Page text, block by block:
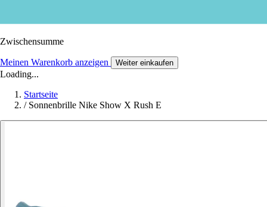
Zwischensumme
Meinen Warenkorb anzeigen Weiter einkaufen
Loading...
Startseite
/ Sonnenbrille Nike Show X Rush E